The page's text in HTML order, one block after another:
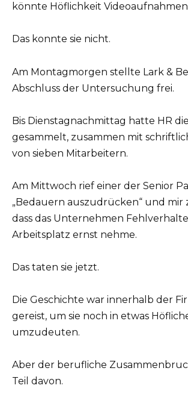
könnte Höflichkeit
Das konnte sie nicht.
Am Montagmorgen stellte Lark &
Abschluss der Untersuchung frei.
Bis Dienstagnachmittag hatte HR
gesammelt, zusammen mit
von sieben Mitarbeitern.
Am Mittwoch rief einer der Senior
„Bedauern auszudrücken“ und mir
dass das Unternehmen
Arbeitsplatz ernst nehme.
Das taten sie jetzt.
Die Geschichte war innerhalb der
gereist, um sie noch in etwas
umzudeuten.
Aber der berufliche
Teil davon.